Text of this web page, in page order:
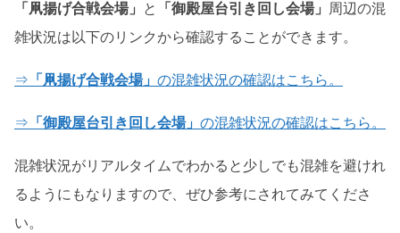
「凧揚げ合戦会場」 と 「御殿屋台引き回し会場」
周辺の混
雑状況は以下のリンクから確認することができます。
⇒ 「凧揚げ合戦会場」 の混雑状況の確認はこちら。
⇒ 「御殿屋台引き回し会場」 の混雑状況の確認はこちら。
混雑状況がリアルタイムでわかると少しでも混雑を避けれ
るようにもなりますので、ぜひ参考にされてみてくださ
い。